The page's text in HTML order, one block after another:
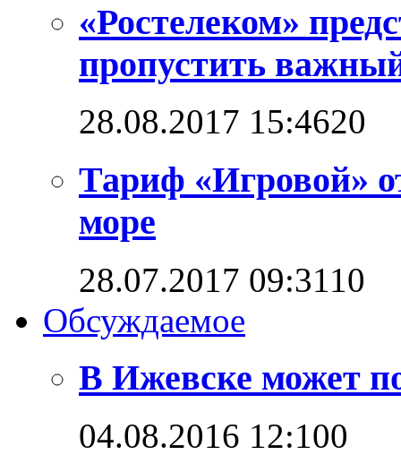
«Ростелеком»
пропустить
28.08.2017 15:4620
Тариф «Игровой»
море
28.07.2017 09:3110
Обсуждаемое
В Ижевске может
04.08.2016 12:100